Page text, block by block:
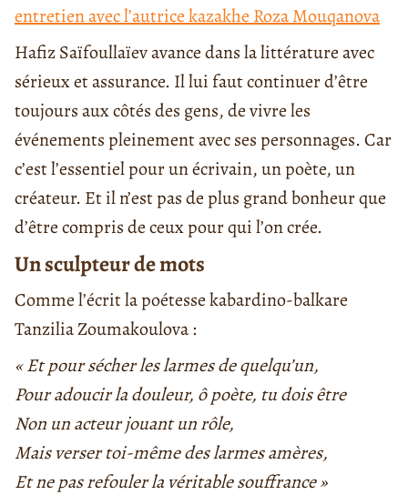
entretien avec l’autrice kazakhe Roza Mouqanova
Hafiz Saïfoullaïev avance dans la littérature avec
sérieux et assurance. Il lui faut continuer d’être
toujours aux côtés des gens, de vivre les
événements pleinement avec ses personnages. Car
c’est l’essentiel pour un écrivain, un poète, un
créateur. Et il n’est pas de plus grand bonheur que
d’être compris de ceux pour qui l’on crée.
Un sculpteur de mots
Comme l’écrit la poétesse kabardino-balkare
Tanzilia Zoumakoulova :
« Et pour sécher les larmes de quelqu’un,
Pour adoucir la douleur, ô poète, tu dois être
Non un acteur jouant un rôle,
Mais verser toi-même des larmes amères,
Et ne pas refouler la véritable souffrance »